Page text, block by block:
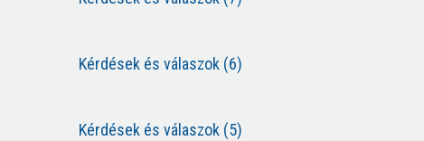
Kérdések és válaszok (6)
Kérdések és válaszok (5)